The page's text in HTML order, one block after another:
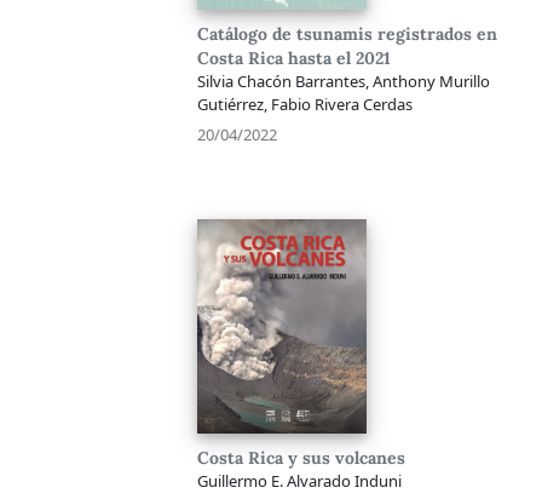
Catálogo de tsunamis registrados en
Costa Rica hasta el 2021
Silvia Chacón Barrantes, Anthony Murillo
Gutiérrez, Fabio Rivera Cerdas
20/04/2022
Costa Rica y sus volcanes
Guillermo E. Alvarado Induni